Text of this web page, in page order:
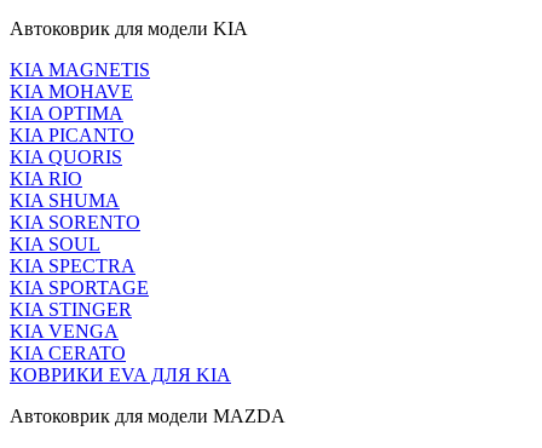
Автоковрик для модели KIA
KIA MAGNETIS
KIA MOHAVE
KIA OPTIMA
KIA PICANTO
KIA QUORIS
KIA RIO
KIA SHUMA
KIA SORENTO
KIA SOUL
KIA SPECTRA
KIA SPORTAGE
KIA STINGER
KIA VENGA
KIA CERATO
КОВРИКИ EVA ДЛЯ KIA
Автоковрик для модели MAZDA